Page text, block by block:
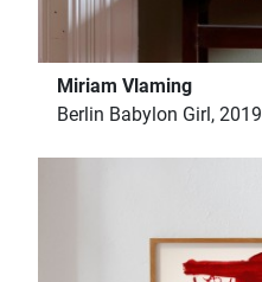
Miriam Vlaming
Berlin Babylon Girl, 2019